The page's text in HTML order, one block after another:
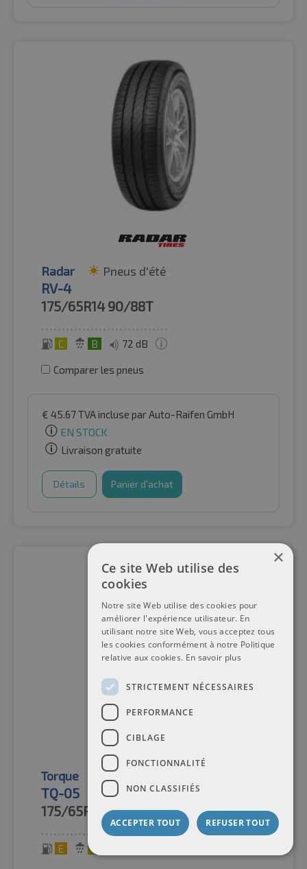
Radar Pneus d'été
RV-4
175/65R14 90/88T
C B 72 dB
Comparer les pneus
€ 45.67TVA incluse par Auto-Raifen GmbH
EN STOCK
Livraison gratuite
Détails Panier d'achat
Torque Pneus d'été
TQ-05
175/65R14C90/88T
E C
×
Ce site Web utilise des
cookies
Notre site Web utilise des cookies pour
améliorer l'expérience utilisateur. En
utilisant notre site Web, vous acceptez tous
les cookies conformément à notre Politique
relative aux cookies. En savoir plus
STRICTEMENT NÉCESSAIRES
PERFORMANCE
CIBLAGE
FONCTIONNALITÉ
NON CLASSIFIÉS
ACCEPTER TOUT REFUSER TOUT